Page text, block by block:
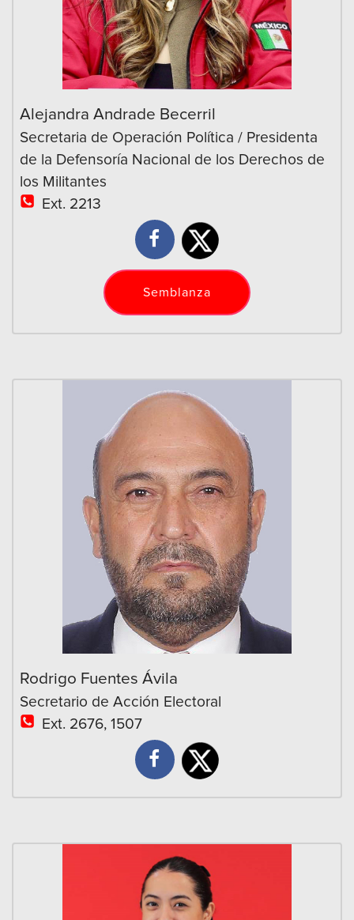
Alejandra Andrade Becerril
Secretaria de Operación Política / Presidenta
de la Defensoría Nacional de los Derechos de
los Militantes
Ext. 2213
Semblanza
Rodrigo Fuentes Ávila
Secretario de Acción Electoral
Ext. 2676, 1507